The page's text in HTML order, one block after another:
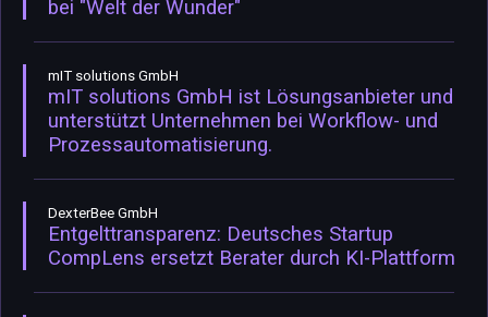
bei "Welt der Wunder"
mIT solutions GmbH
mIT solutions GmbH ist Lösungsanbieter und
unterstützt Unternehmen bei Workflow- und
Prozessautomatisierung.
DexterBee GmbH
Entgelttransparenz: Deutsches Startup
CompLens ersetzt Berater durch KI-Plattform